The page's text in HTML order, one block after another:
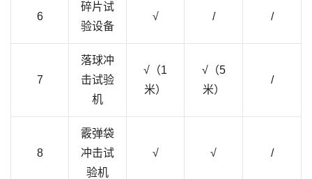
6
碎片试
验设备
√ / /
7
落球冲
击试验
机
√（1
米）
√（5
米）
/
8
霰弹袋
冲击试
验机
√ √ /